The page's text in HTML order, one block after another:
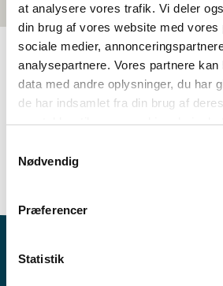
at analysere vores trafik. Vi deler
din brug af vores website med vores
sociale medier,
analysepartnere. Vores partnere
data med andre oplysninger, du har
de har indsamlet fra din brug af
samtykker til vores cookies, hvis
Nødvendig
Præferencer
Statistik
TAGS
Språk Litteratur
Aktivitetsforslag
Kunnskap om nordisk språk